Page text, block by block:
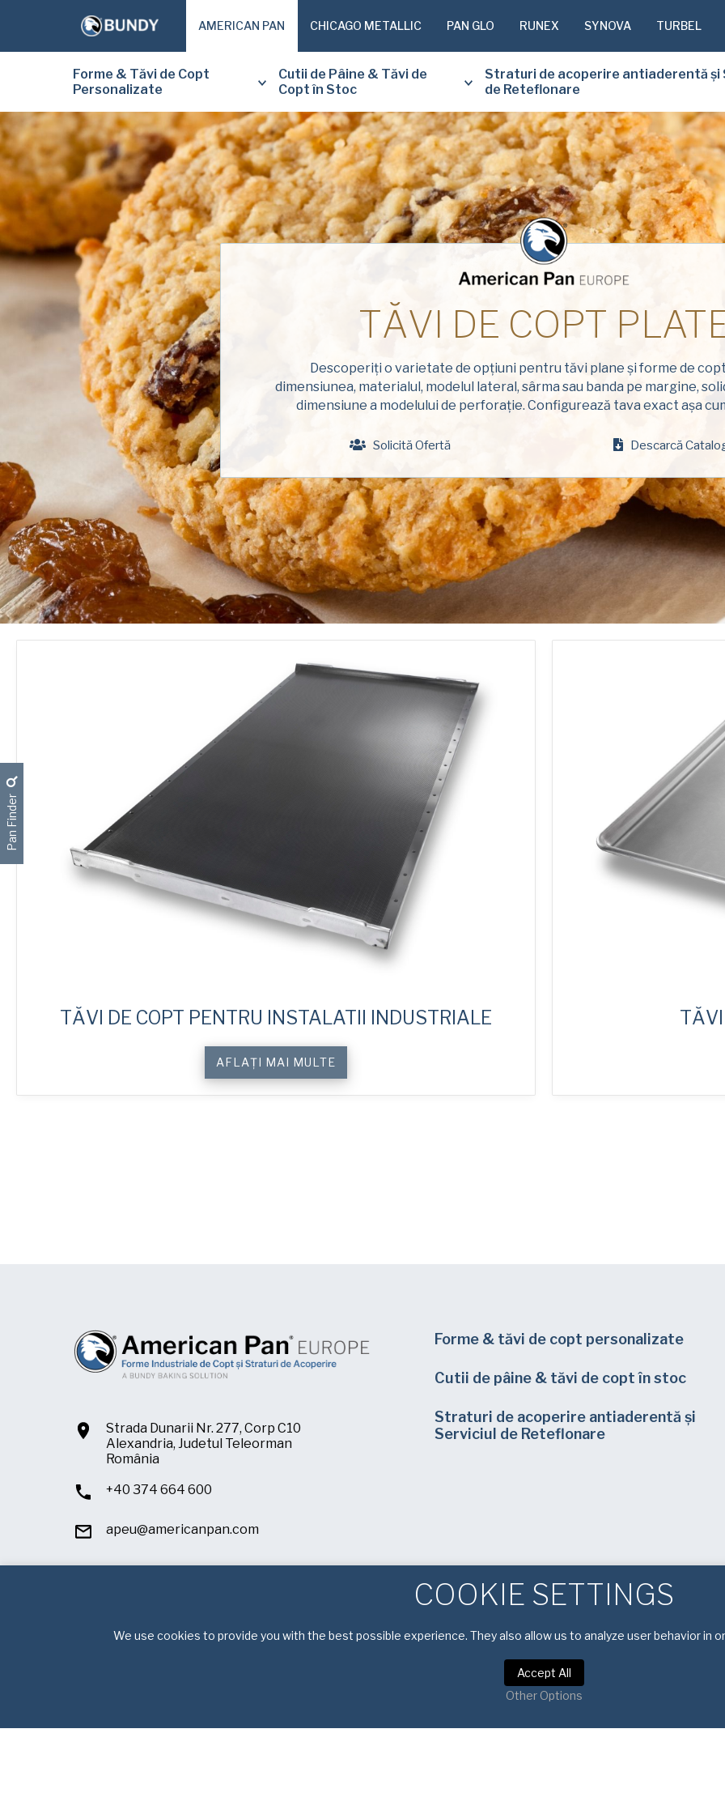
AMERICAN PAN CHICAGO METALLIC PAN GLO RUNEX SYNOVA TURBEL
Forme & Tăvi de Copt
Personalizate
Cutii de Pâine & Tăvi de
Copt în Stoc
Straturi de acoperire antiaderentă și
de Reteflonare
TĂVI DE COPT
Descoperiți o varietate de opțiuni pentru tăvi plane și forme de
dimensiunea, materialul, modelul lateral, sârma sau banda pe margine,
dimensiune a modelului de perforație. Configurează tava exact așa
Solicită Ofertă Descarcă
TĂVI DE COPT PENTRU INSTALATII INDUSTRIALE
Custom
Industrial
System
AFLAȚI MAI MULTE
Pan Finder
VĂ
PRIMI
Nume
(Required)
Numele
de
familie
(Required)
Telefon
Adresa
de
e-
(Required)
(Required)
Țară *
Strada Dunarii Nr. 277, Corp C10
Alexandria, Judetul Teleorman
România
+40 374 664 600
apeu@americanpan.com
Forme & tăvi de copt personalizate
Cutii de pâine & tăvi de copt în stoc
Straturi de acoperire antiaderentă și
Serviciul de Reteflonare
COOKIE SETTINGS
We use cookies to provide you with the best possible experience. They also allow us to analyze user behavior in
Accept All
Other Options